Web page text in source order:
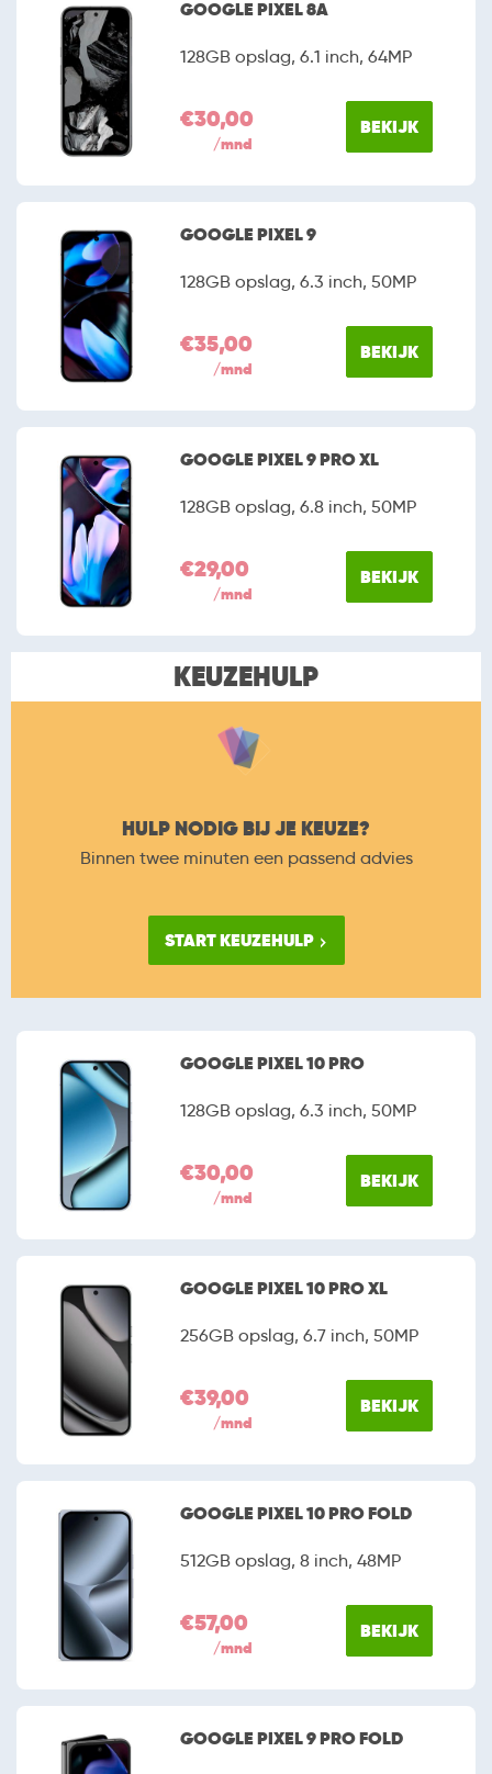
GOOGLE PIXEL 8A
128GB opslag, 6.1 inch, 64MP
€30,00
/mnd
BEKIJK
GOOGLE PIXEL 9
128GB opslag, 6.3 inch, 50MP
€35,00
/mnd
BEKIJK
GOOGLE PIXEL 9 PRO XL
128GB opslag, 6.8 inch, 50MP
€29,00
/mnd
BEKIJK
KEUZEHULP
HULP NODIG BIJ JE KEUZE?
Binnen twee minuten een passend advies
START KEUZEHULP
GOOGLE PIXEL 10 PRO
128GB opslag, 6.3 inch, 50MP
€30,00
/mnd
BEKIJK
GOOGLE PIXEL 10 PRO XL
256GB opslag, 6.7 inch, 50MP
€39,00
/mnd
BEKIJK
GOOGLE PIXEL 10 PRO FOLD
512GB opslag, 8 inch, 48MP
€57,00
/mnd
BEKIJK
GOOGLE PIXEL 9 PRO FOLD